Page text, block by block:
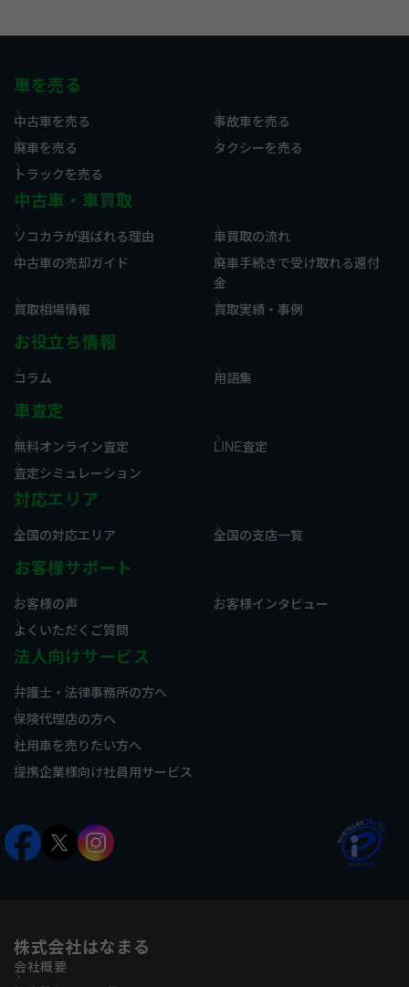
車を売る
中古車を売る
事故車を売る
廃車を売る
タクシーを売る
トラックを売る
中古車・車買取
ソコカラが選ばれる理由
車買取の流れ
中古車の売却ガイド
廃車手続きで受け取れる還付
金
買取相場情報
買取実績・事例
お役立ち情報
コラム 用語集
車査定
無料オンライン査定
LINE査定
査定シミュレーション
対応エリア
全国の対応エリア 全国の支店一覧
お客様サポート
お客様の声
お客様インタビュー
よくいただくご質問
法人向けサービス
弁護士・法律事務所の方へ
保険代理店の方へ
社用車を売りたい方へ
提携企業様向け社員用サービス
株式会社はなまる
会社概要